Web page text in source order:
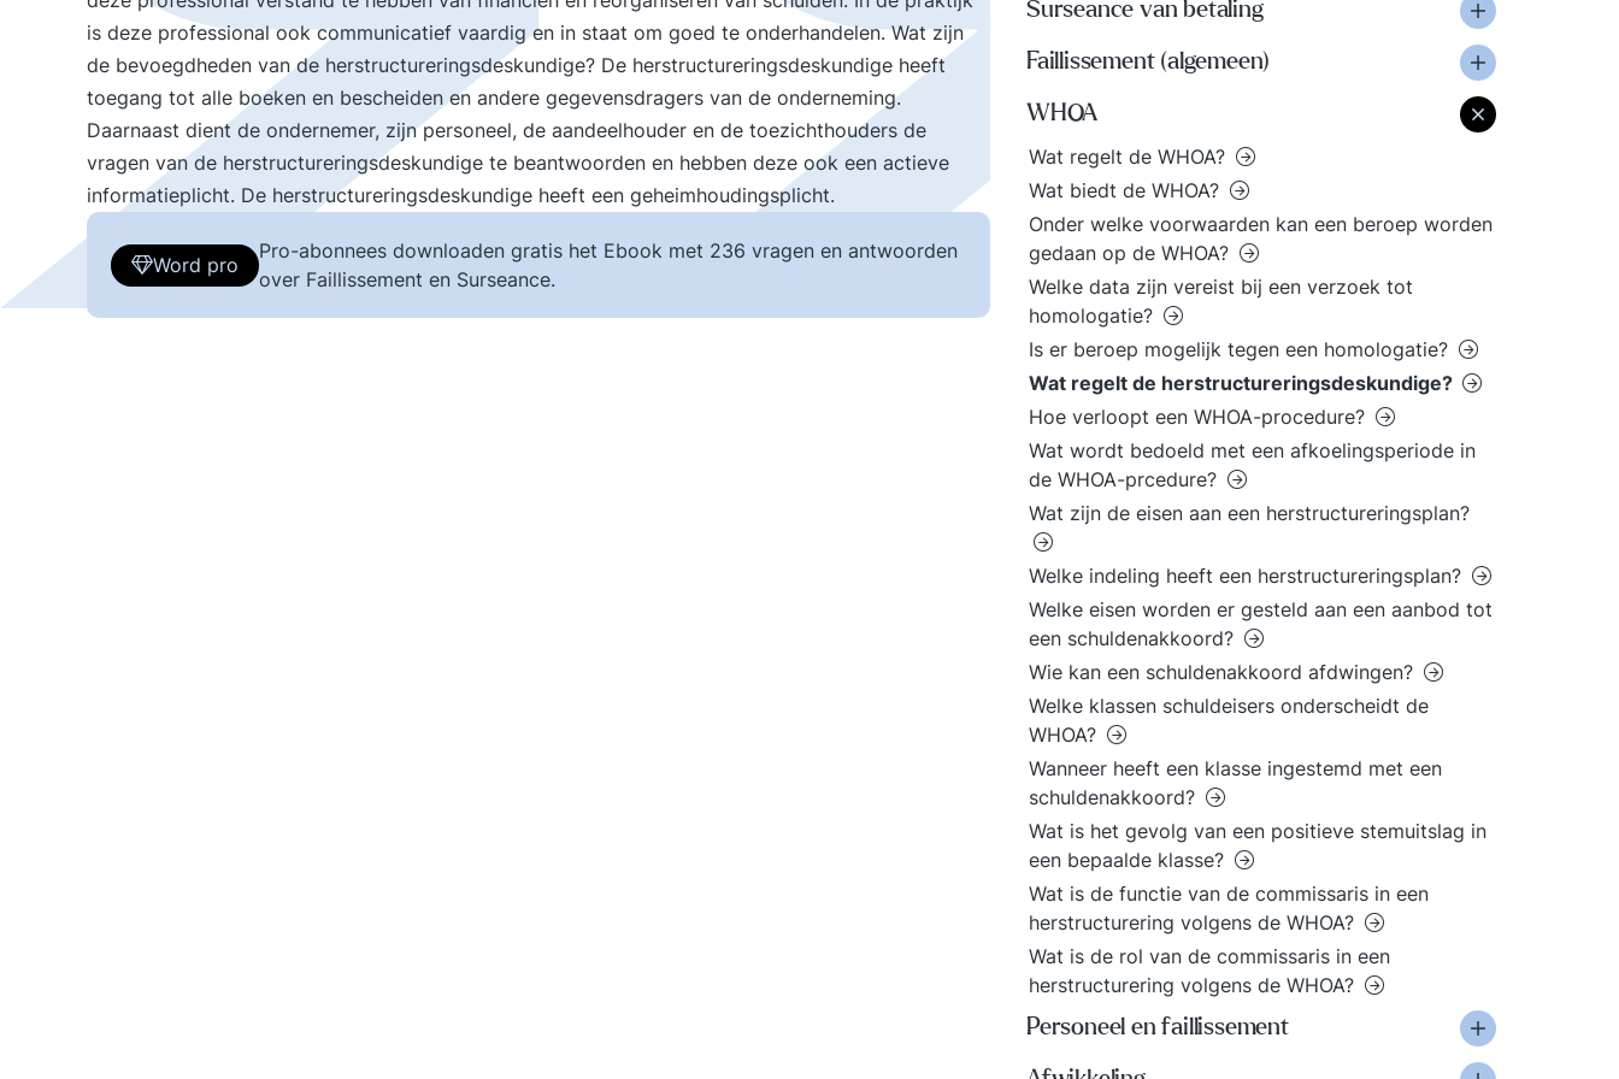
is deze professional ook communicatief vaardig en in staat om goed te onderhandelen. Wat zijn
de bevoegdheden van de herstructureringsdeskundige? De herstructureringsdeskundige heeft
toegang tot alle boeken en bescheiden en andere gegevensdragers van de onderneming.
Daarnaast dient de ondernemer, zijn personeel, de aandeelhouder en de toezichthouders de
vragen van de herstructureringsdeskundige te beantwoorden en hebben deze ook een actieve
informatieplicht. De herstructureringsdeskundige heeft een geheimhoudingsplicht.
Word pro
Pro-abonnees downloaden gratis het Ebook met 236 vragen en antwoorden
over Faillissement en Surseance.
Surseance van betaling
Faillissement (algemeen)
WHOA
Wat regelt de WHOA?
Wat biedt de WHOA?
Onder welke voorwaarden kan een beroep worden
gedaan op de WHOA?
Welke data zijn vereist bij een verzoek tot
homologatie?
Is er beroep mogelijk tegen een homologatie?
Wat regelt de herstructureringsdeskundige?
Hoe verloopt een WHOA-procedure?
Wat wordt bedoeld met een afkoelingsperiode in
de WHOA-prcedure?
Wat zijn de eisen aan een herstructureringsplan?
Welke indeling heeft een herstructureringsplan?
Welke eisen worden er gesteld aan een aanbod tot
een schuldenakkoord?
Wie kan een schuldenakkoord afdwingen?
Welke klassen schuldeisers onderscheidt de
WHOA?
Wanneer heeft een klasse ingestemd met een
schuldenakkoord?
Wat is het gevolg van een positieve stemuitslag in
een bepaalde klasse?
Wat is de functie van de commissaris in een
herstructurering volgens de WHOA?
Wat is de rol van de commissaris in een
herstructurering volgens de WHOA?
Personeel en faillissement